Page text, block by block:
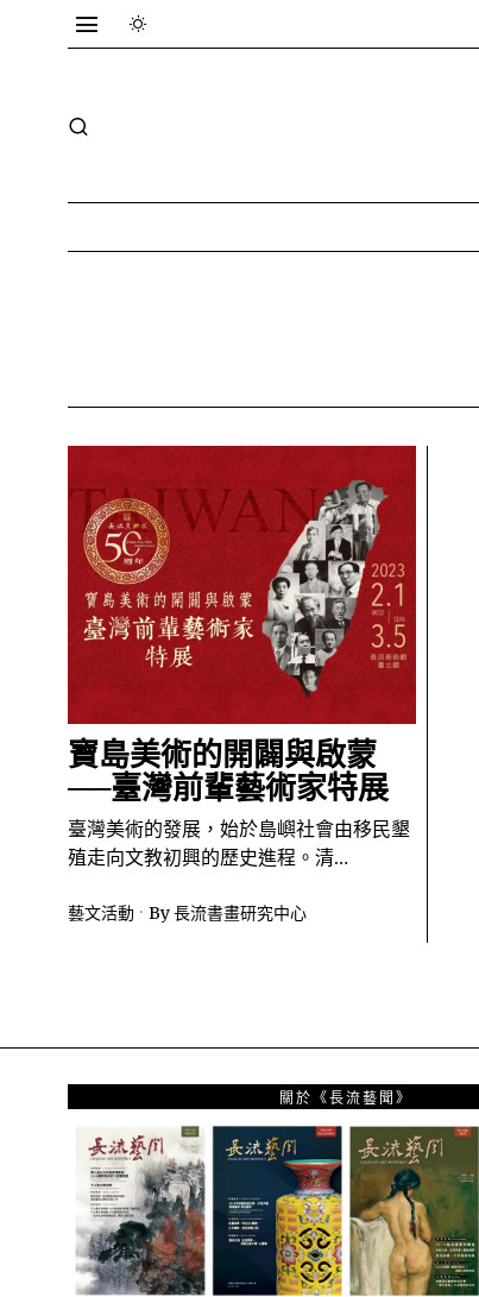
寶島美術的開闢與啟蒙
──臺灣前輩藝術家特展
臺灣美術的發展，始於島嶼社會由移民墾
殖走向文教初興的歷史進程。清…
藝文活動 By長流書畫研究中心
關於《長流藝聞》